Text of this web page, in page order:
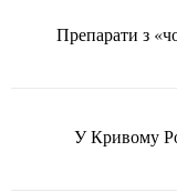
Препарати з
У Кривому